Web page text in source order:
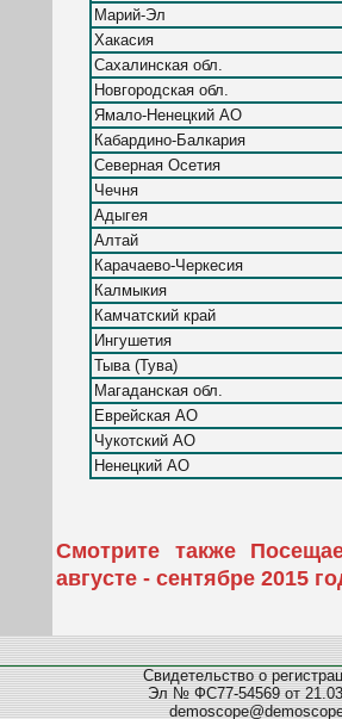
Марий-Эл
Хакасия
Сахалинская обл.
Новгородская обл.
Ямало-Ненецкий АО
Кабардино-Балкария
Северная Осетия
Чечня
Адыгея
Алтай
Карачаево-Черкесия
Калмыкия
Камчатский край
Ингушетия
Тыва (Тува)
Магаданская обл.
Еврейская АО
Чукотский АО
Ненецкий АО
Смотрите также
августе - сентябре 2015
Свидетельство о
Эл № ФС77-54569 от